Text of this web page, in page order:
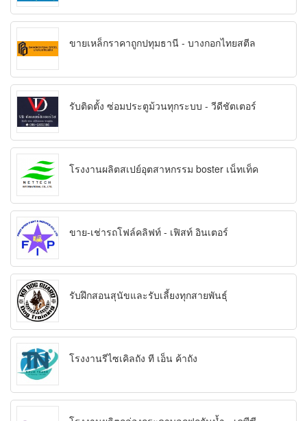
ขายเหล็กราคาถูกปทุมธานี - บางกอกไทยสตีล
รับติดตั้ง ซ่อมประตูม้วนทุกระบบ - วีดีชัตเตอร์
โรงงานผลิตสเปย์อุตสาหกรรม boster เน็ทเท็ค
ขาย-เช่ารถโฟล์คลิฟท์ - เฟิสท์ อินเตอร์
รับฝึกสอนสุนัขและรับเลี้ยงทุกสายพันธุ์
โรงงานรีไซเคิลถัง ที เอ็น ค้าถัง